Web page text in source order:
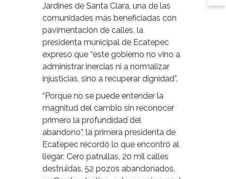
Jardines de Santa Clara, una de las
comunidades más beneficiadas con
pavimentación de calles, la
presidenta municipal de Ecatepec
expresó que “este gobierno no vino a
administrar inercias ni a normalizar
injusticias, sino a recuperar dignidad”.
“Porque no se puede entender la
magnitud del cambio sin reconocer
primero la profundidad del
abandono”, la primera presidenta de
Ecatepec recordó lo que encontró al
llegar: Cero patrullas, 20 mil calles
destruidas, 52 pozos abandonados,